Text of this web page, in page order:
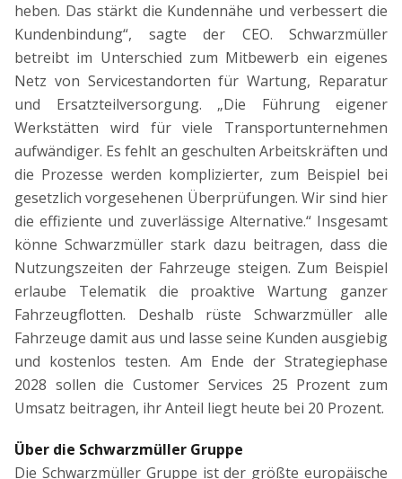
heben. Das stärkt die Kundennähe und verbessert die
Kundenbindung“, sagte der CEO. Schwarzmüller
betreibt im Unterschied zum Mitbewerb ein eigenes
Netz von Servicestandorten für Wartung, Reparatur
und Ersatzteilversorgung. „Die Führung eigener
Werkstätten wird für viele Transportunternehmen
aufwändiger. Es fehlt an geschulten Arbeitskräften und
die Prozesse werden komplizierter, zum Beispiel bei
gesetzlich vorgesehenen Überprüfungen. Wir sind hier
die effiziente und zuverlässige Alternative.“ Insgesamt
könne Schwarzmüller stark dazu beitragen, dass die
Nutzungszeiten der Fahrzeuge steigen. Zum Beispiel
erlaube Telematik die proaktive Wartung ganzer
Fahrzeugflotten. Deshalb rüste Schwarzmüller alle
Fahrzeuge damit aus und lasse seine Kunden ausgiebig
und kostenlos testen. Am Ende der Strategiephase
2028 sollen die Customer Services 25 Prozent zum
Umsatz beitragen, ihr Anteil liegt heute bei 20 Prozent.
Über die Schwarzmüller Gruppe
Die Schwarzmüller Gruppe ist der größte europäische